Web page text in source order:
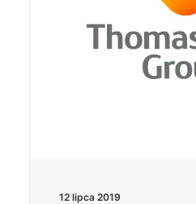
12 lipca 2019